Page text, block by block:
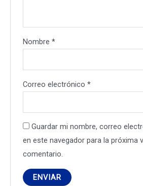
Nombre*
Correo electrónico*
Guardar mi nombre, correo
en este navegador para la próxima
comentario.